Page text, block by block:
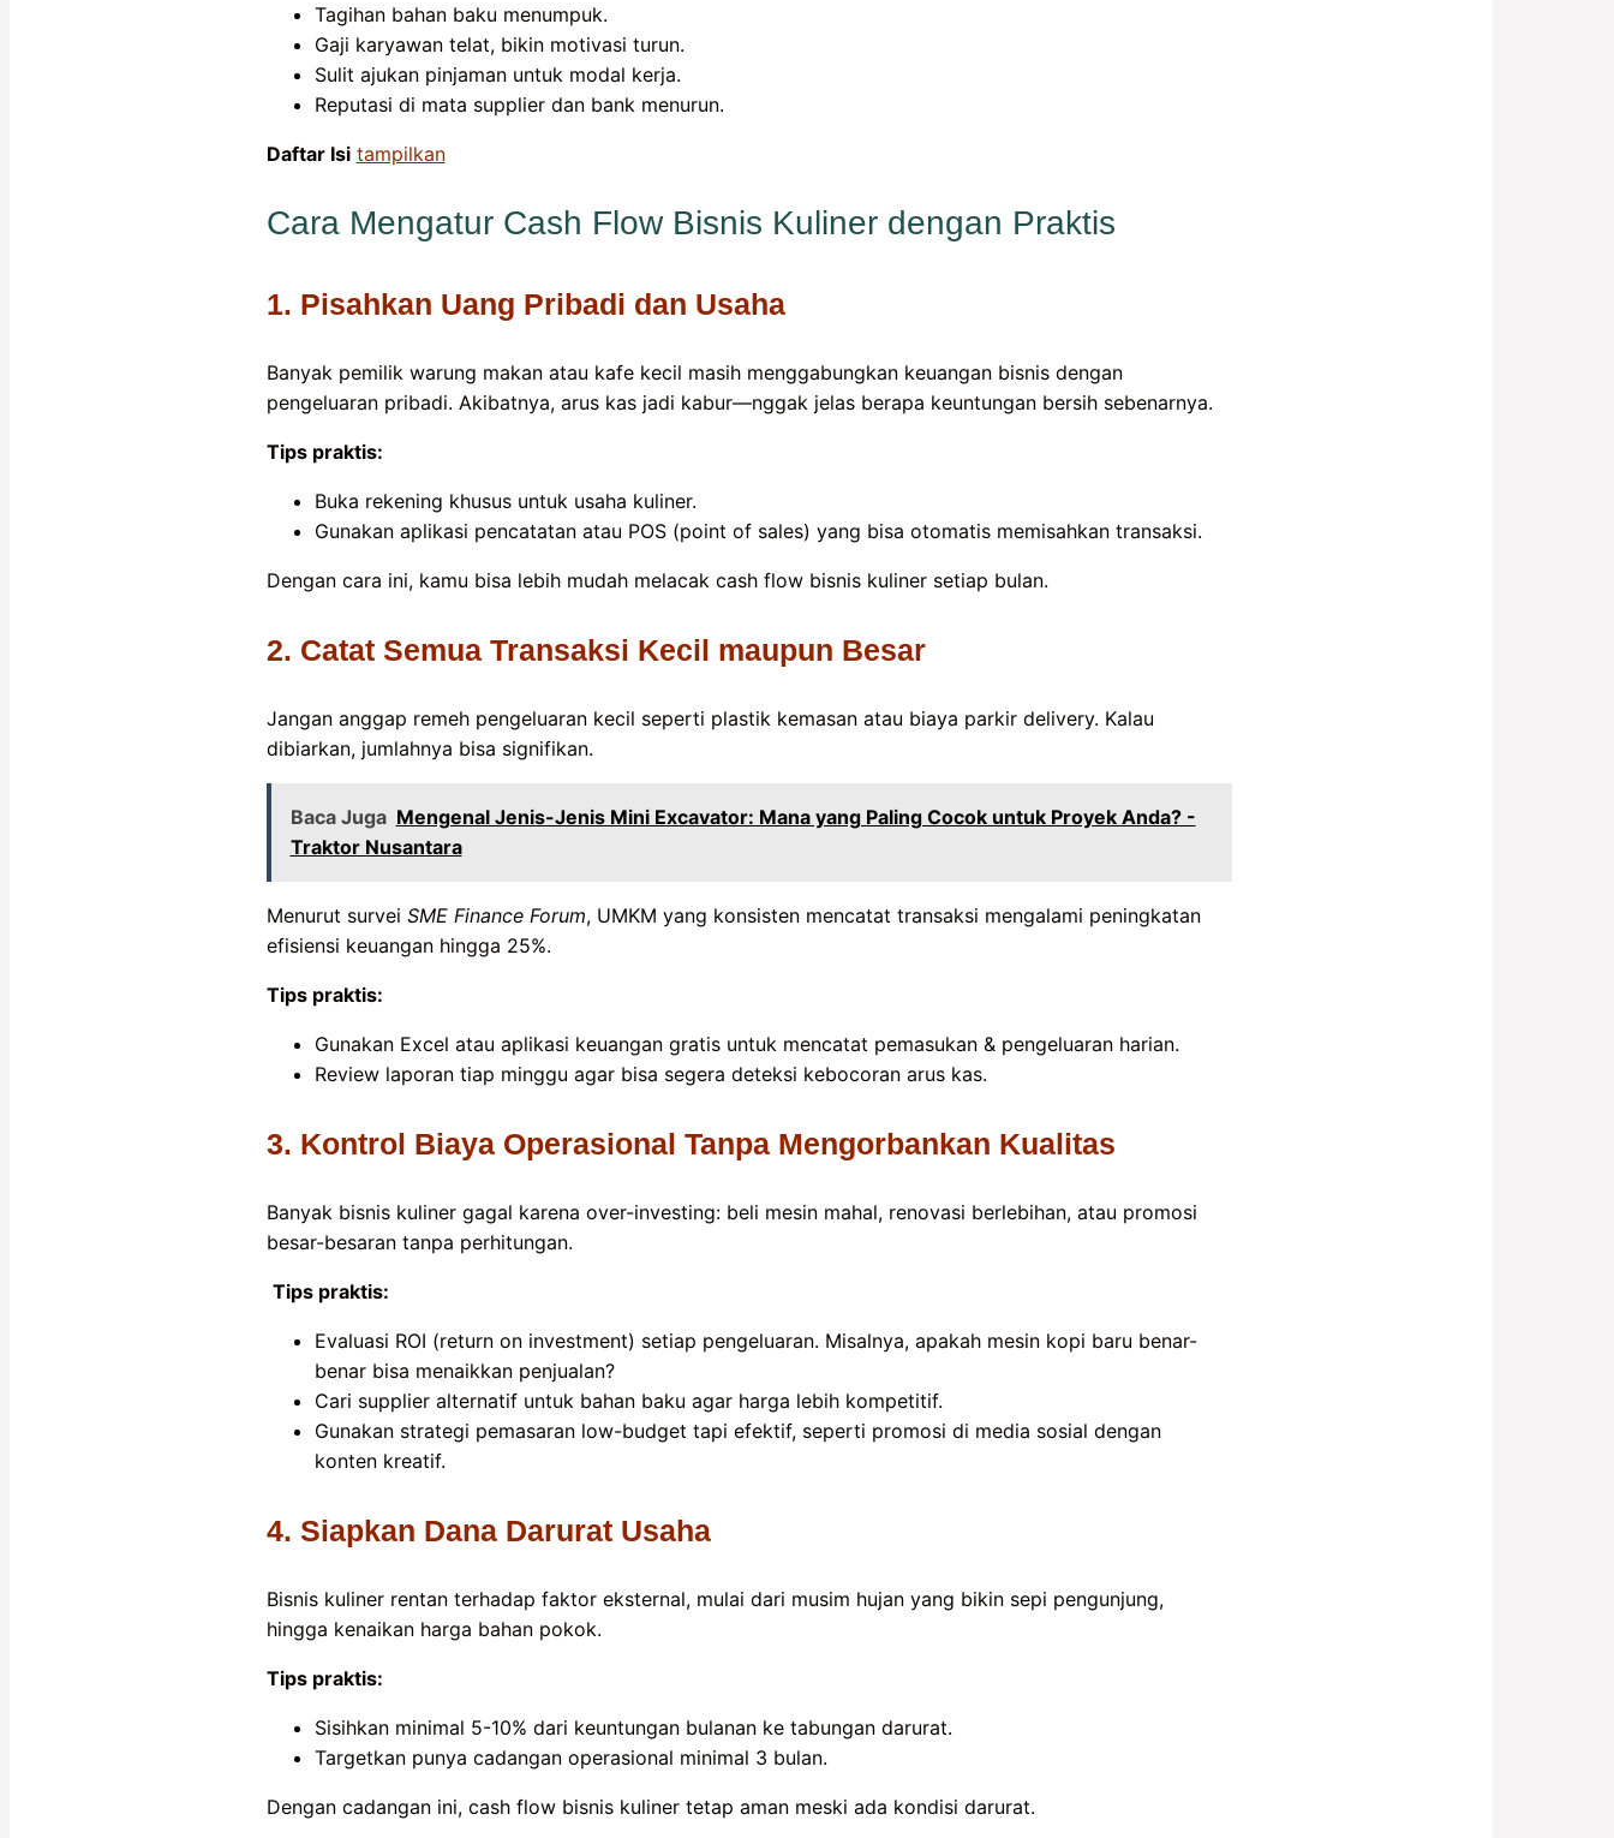
Tagihan bahan baku menumpuk.
Gaji karyawan telat, bikin motivasi turun.
Sulit ajukan pinjaman untuk modal kerja.
Reputasi di mata supplier dan bank menurun.
Daftar Isi tampilkan
Cara Mengatur Cash Flow Bisnis Kuliner dengan Praktis
1. Pisahkan Uang Pribadi dan Usaha
Banyak pemilik warung makan atau kafe kecil masih menggabungkan keuangan bisnis dengan
pengeluaran pribadi. Akibatnya, arus kas jadi kabur—nggak jelas berapa keuntungan bersih sebenarnya.
Tips praktis:
Buka rekening khusus untuk usaha kuliner.
Gunakan aplikasi pencatatan atau POS (point of sales) yang bisa otomatis memisahkan transaksi.
Dengan cara ini, kamu bisa lebih mudah melacak cash flow bisnis kuliner setiap bulan.
2. Catat Semua Transaksi Kecil maupun Besar
Jangan anggap remeh pengeluaran kecil seperti plastik kemasan atau biaya parkir delivery. Kalau
dibiarkan, jumlahnya bisa signifikan.
Baca Juga Mengenal Jenis-Jenis Mini Excavator: Mana yang Paling Cocok untuk Proyek Anda? -
Traktor Nusantara
Menurut survei SME Finance Forum, UMKM yang konsisten mencatat transaksi mengalami peningkatan
efisiensi keuangan hingga 25%.
Tips praktis:
Gunakan Excel atau aplikasi keuangan gratis untuk mencatat pemasukan & pengeluaran harian.
Review laporan tiap minggu agar bisa segera deteksi kebocoran arus kas.
3. Kontrol Biaya Operasional Tanpa Mengorbankan Kualitas
Banyak bisnis kuliner gagal karena over-investing: beli mesin mahal, renovasi berlebihan, atau promosi
besar-besaran tanpa perhitungan.
Tips praktis:
Evaluasi ROI (return on investment) setiap pengeluaran. Misalnya, apakah mesin kopi baru benar-
benar bisa menaikkan penjualan?
Cari supplier alternatif untuk bahan baku agar harga lebih kompetitif.
Gunakan strategi pemasaran low-budget tapi efektif, seperti promosi di media sosial dengan
konten kreatif.
4. Siapkan Dana Darurat Usaha
Bisnis kuliner rentan terhadap faktor eksternal, mulai dari musim hujan yang bikin sepi pengunjung,
hingga kenaikan harga bahan pokok.
Tips praktis:
Sisihkan minimal 5-10% dari keuntungan bulanan ke tabungan darurat.
Targetkan punya cadangan operasional minimal 3 bulan.
Dengan cadangan ini, cash flow bisnis kuliner tetap aman meski ada kondisi darurat.